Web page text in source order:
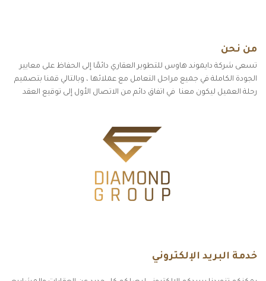
من نحن
تسعى شركة دايموند هاوس للتطوير العقاري دائمًا إلى الحفاظ على معايير
الجودة الكاملة في جميع مراحل التعامل مع عملائها ، وبالتالي قمنا بتصميم
رحلة العميل ليكون معنا في اتفاق دائم من الاتصال الأول إلى توقيع العقد
خدمة البريد الإلكتروني